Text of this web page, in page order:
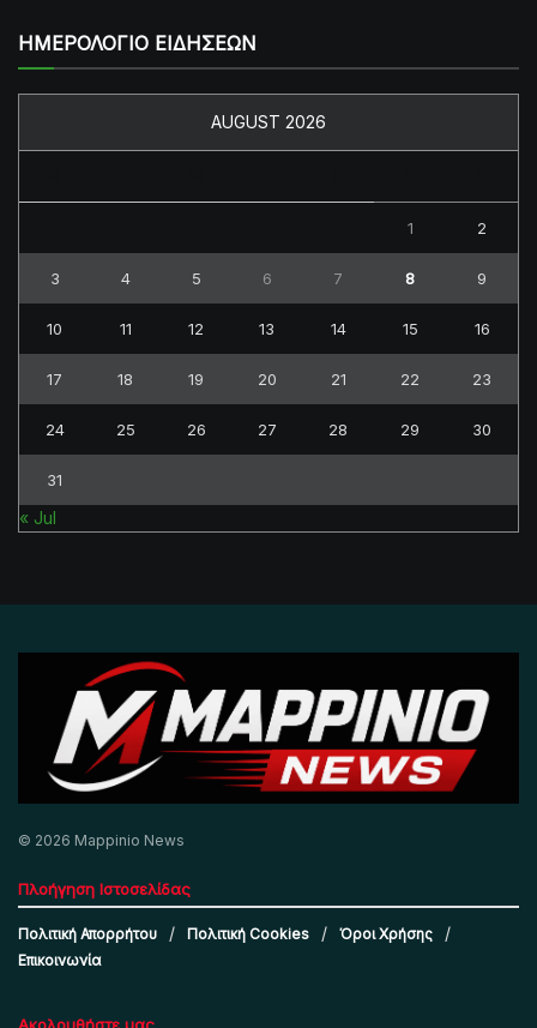
ΗΜΕΡΟΛΟΓΙΟ ΕΙΔΗΣΕΩΝ
AUGUST 2026
1 2
3 4 5 6 7 8 9
10 11 12 13 14 15 16
17 18 19 20 21 22 23
24 25 26 27 28 29 30
31
« Jul
© 2026 Mappinio News
Πλοήγηση Ιστοσελίδας
Πολιτική Απορρήτου Πολιτική Cookies
Όροι Χρήσης
Επικοινωνία